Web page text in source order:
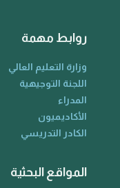
روابط مهمة
وزارة التعليم العالي
اللجنة التوجيهية
المدراء
الأكاديميون
الكادر التدريسي
المواقع البحثية